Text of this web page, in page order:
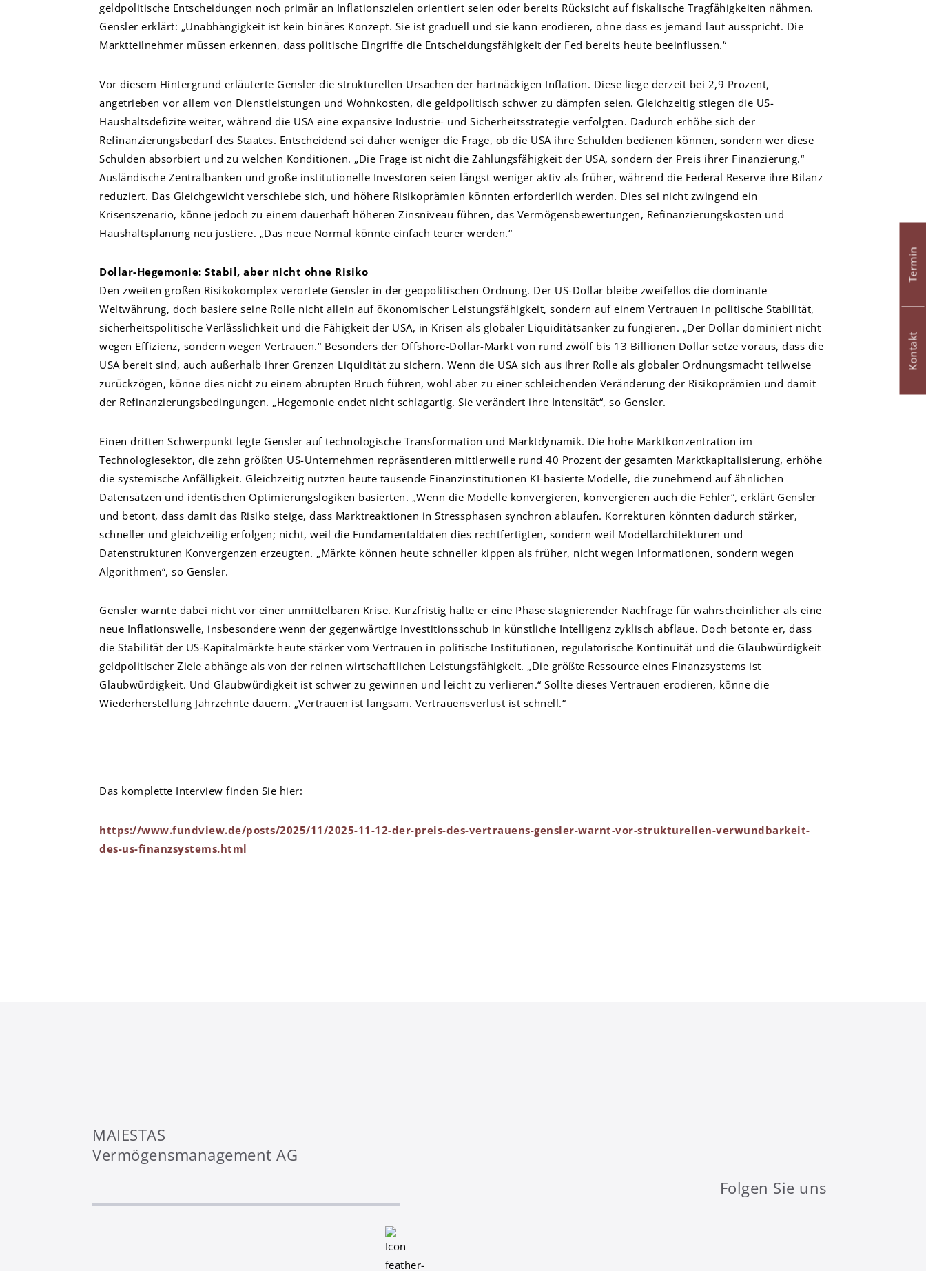
geldpolitische Entscheidungen noch primär an Inflationszielen orientiert seien oder bereits Rücksicht auf fiskalische Tragfähigkeiten nähmen.
Gensler erklärt: „Unabhängigkeit ist kein binäres Konzept. Sie ist graduell und sie kann erodieren, ohne dass es jemand laut ausspricht. Die
Marktteilnehmer müssen erkennen, dass politische Eingriffe die Entscheidungsfähigkeit der Fed bereits heute beeinflussen.“
Vor diesem Hintergrund erläuterte Gensler die strukturellen Ursachen der hartnäckigen Inflation. Diese liege derzeit bei 2,9 Prozent,
angetrieben vor allem von Dienstleistungen und Wohnkosten, die geldpolitisch schwer zu dämpfen seien. Gleichzeitig stiegen die US-
Haushaltsdefizite weiter, während die USA eine expansive Industrie- und Sicherheitsstrategie verfolgten. Dadurch erhöhe sich der
Refinanzierungsbedarf des Staates. Entscheidend sei daher weniger die Frage, ob die USA ihre Schulden bedienen können, sondern wer diese
Schulden absorbiert und zu welchen Konditionen. „Die Frage ist nicht die Zahlungsfähigkeit der USA, sondern der Preis ihrer Finanzierung.“
Ausländische Zentralbanken und große institutionelle Investoren seien längst weniger aktiv als früher, während die Federal Reserve ihre Bilanz
reduziert. Das Gleichgewicht verschiebe sich, und höhere Risikoprämien könnten erforderlich werden. Dies sei nicht zwingend ein
Krisenszenario, könne jedoch zu einem dauerhaft höheren Zinsniveau führen, das Vermögensbewertungen, Refinanzierungskosten und
Haushaltsplanung neu justiere. „Das neue Normal könnte einfach teurer werden.“
Dollar-Hegemonie: Stabil, aber nicht ohne Risiko
Den zweiten großen Risikokomplex verortete Gensler in der geopolitischen Ordnung. Der US-Dollar bleibe zweifellos die dominante
Weltwährung, doch basiere seine Rolle nicht allein auf ökonomischer Leistungsfähigkeit, sondern auf einem Vertrauen in politische Stabilität,
sicherheitspolitische Verlässlichkeit und die Fähigkeit der USA, in Krisen als globaler Liquiditätsanker zu fungieren. „Der Dollar dominiert nicht
wegen Effizienz, sondern wegen Vertrauen.“ Besonders der Offshore-Dollar-Markt von rund zwölf bis 13 Billionen Dollar setze voraus, dass die
USA bereit sind, auch außerhalb ihrer Grenzen Liquidität zu sichern. Wenn die USA sich aus ihrer Rolle als globaler Ordnungsmacht teilweise
zurückzögen, könne dies nicht zu einem abrupten Bruch führen, wohl aber zu einer schleichenden Veränderung der Risikoprämien und damit
der Refinanzierungsbedingungen. „Hegemonie endet nicht schlagartig. Sie verändert ihre Intensität“, so Gensler.
Einen dritten Schwerpunkt legte Gensler auf technologische Transformation und Marktdynamik. Die hohe Marktkonzentration im
Technologiesektor, die zehn größten US-Unternehmen repräsentieren mittlerweile rund 40 Prozent der gesamten Marktkapitalisierung, erhöhe
die systemische Anfälligkeit. Gleichzeitig nutzten heute tausende Finanzinstitutionen KI-basierte Modelle, die zunehmend auf ähnlichen
Datensätzen und identischen Optimierungslogiken basierten. „Wenn die Modelle konvergieren, konvergieren auch die Fehler“, erklärt Gensler
und betont, dass damit das Risiko steige, dass Marktreaktionen in Stressphasen synchron ablaufen. Korrekturen könnten dadurch stärker,
schneller und gleichzeitig erfolgen; nicht, weil die Fundamentaldaten dies rechtfertigten, sondern weil Modellarchitekturen und
Datenstrukturen Konvergenzen erzeugten. „Märkte können heute schneller kippen als früher, nicht wegen Informationen, sondern wegen
Algorithmen“, so Gensler.
Gensler warnte dabei nicht vor einer unmittelbaren Krise. Kurzfristig halte er eine Phase stagnierender Nachfrage für wahrscheinlicher als eine
neue Inflationswelle, insbesondere wenn der gegenwärtige Investitionsschub in künstliche Intelligenz zyklisch abflaue. Doch betonte er, dass
die Stabilität der US-Kapitalmärkte heute stärker vom Vertrauen in politische Institutionen, regulatorische Kontinuität und die Glaubwürdigkeit
geldpolitischer Ziele abhänge als von der reinen wirtschaftlichen Leistungsfähigkeit. „Die größte Ressource eines Finanzsystems ist
Glaubwürdigkeit. Und Glaubwürdigkeit ist schwer zu gewinnen und leicht zu verlieren.“ Sollte dieses Vertrauen erodieren, könne die
Wiederherstellung Jahrzehnte dauern. „Vertrauen ist langsam. Vertrauensverlust ist schnell.“
Das komplette Interview finden Sie hier:
https://www.fundview.de/posts/2025/11/2025-11-12-der-preis-des-vertrauens-gensler-warnt-vor-strukturellen-verwundbarkeit-
des-us-finanzsystems.html
MAIESTAS
Vermögensmanagement AG
Folgen Sie uns
Kontakt
Termin